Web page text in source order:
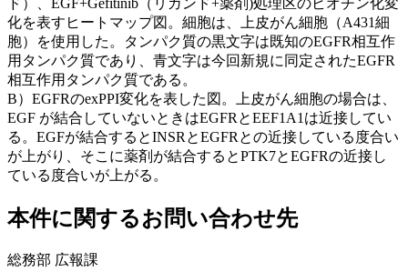
化を表すヒートマップ図。細胞は、上皮がん細胞（A431細
胞）を使用した。タンパク質の黒文字は既知のEGFR相互作
用タンパク質であり、青文字は今回新規に同定されたEGFR
相互作用タンパク質である。
B）EGFRのexPPI変化を表した図。上皮がん細胞の場合は、
EGF が結合していないときはEGFRとEEF1A1は近接してい
る。EGFが結合するとINSRとEGFRとの近接している度合い
が上がり、そこに薬剤が結合するとPTK7とEGFRの近接し
ている度合いが上がる。
本件に関するお問い合わせ先
総務部 広報課